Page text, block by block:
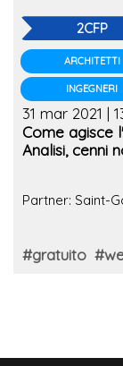
2CFP
ARCHITETTI
INGEGNERI
31 mar 2021 |
Come agisce
Analisi, cenni
Partner: Saint-
#gratuito